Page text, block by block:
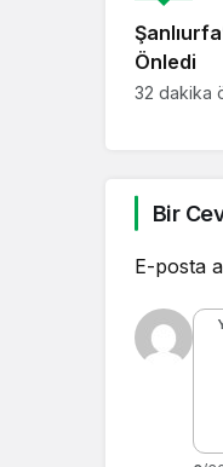
Önledi
32 dakika
Bir
E-posta